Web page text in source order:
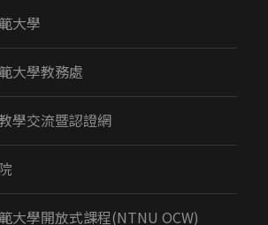
大學
大學教務處
學交流暨認證網
大學開放式課程(NTNU OCW)